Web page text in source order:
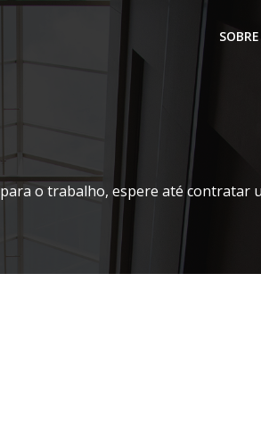
SOBRE
o trabalho, espere até contratar